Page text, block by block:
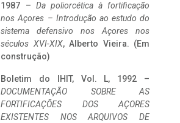
1987 – Da poliorcética à fortificação
nos Açores – Introdução ao estudo do
sistema defensivo nos Açores nos
séculos XVI-XIX, Alberto Vieira. (Em
construção)
Boletim do IHIT, Vol. L, 1992 –
DOCUMENTAÇÃO SOBRE AS
FORTIFICAÇÕES DOS AÇORES
EXISTENTES NOS ARQUIVOS DE